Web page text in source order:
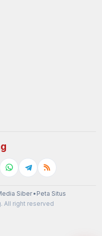
Siber• Peta Situs
All right reserved